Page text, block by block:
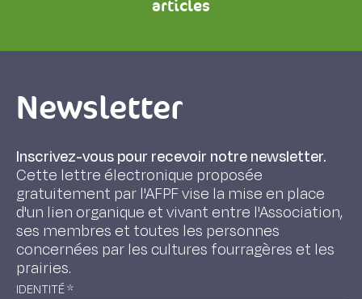
articles
Newsletter
Inscrivez-vous pour recevoir notre newsletter.
Cette lettre électronique proposée
gratuitement par l'AFPF vise la mise en place
d'un lien organique et vivant entre l'Association,
ses membres et toutes les personnes
concernées par les cultures fourragères et les
prairies.
IDENTITÉ*